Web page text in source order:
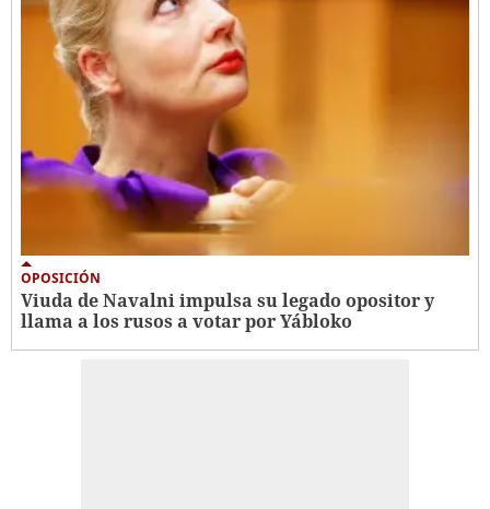
OPOSICIÓN
Viuda de Navalni impulsa su legado opositor y
llama a los rusos a votar por Yábloko